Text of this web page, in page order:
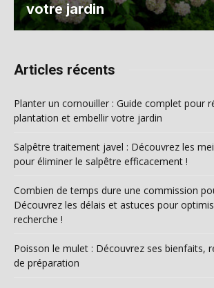
votre jardin
Articles récents
Planter un cornouiller : Guide complet pour
plantation et embellir votre jardin
Salpêtre traitement javel : Découvrez les
pour éliminer le salpêtre efficacement !
Combien de temps dure une commission
Découvrez les délais et astuces pour
recherche !
Poisson le mulet : Découvrez ses bienfaits,
de préparation